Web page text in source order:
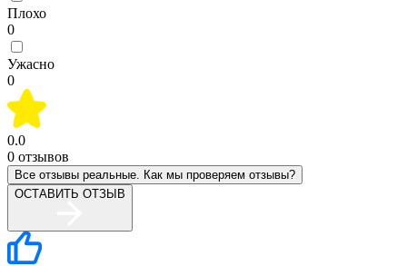
Плохо
0
Ужасно
0
0.0
0 отзывов
Все отзывы реальные. Как мы проверяем отзывы?
ОСТАВИТЬ ОТЗЫВ